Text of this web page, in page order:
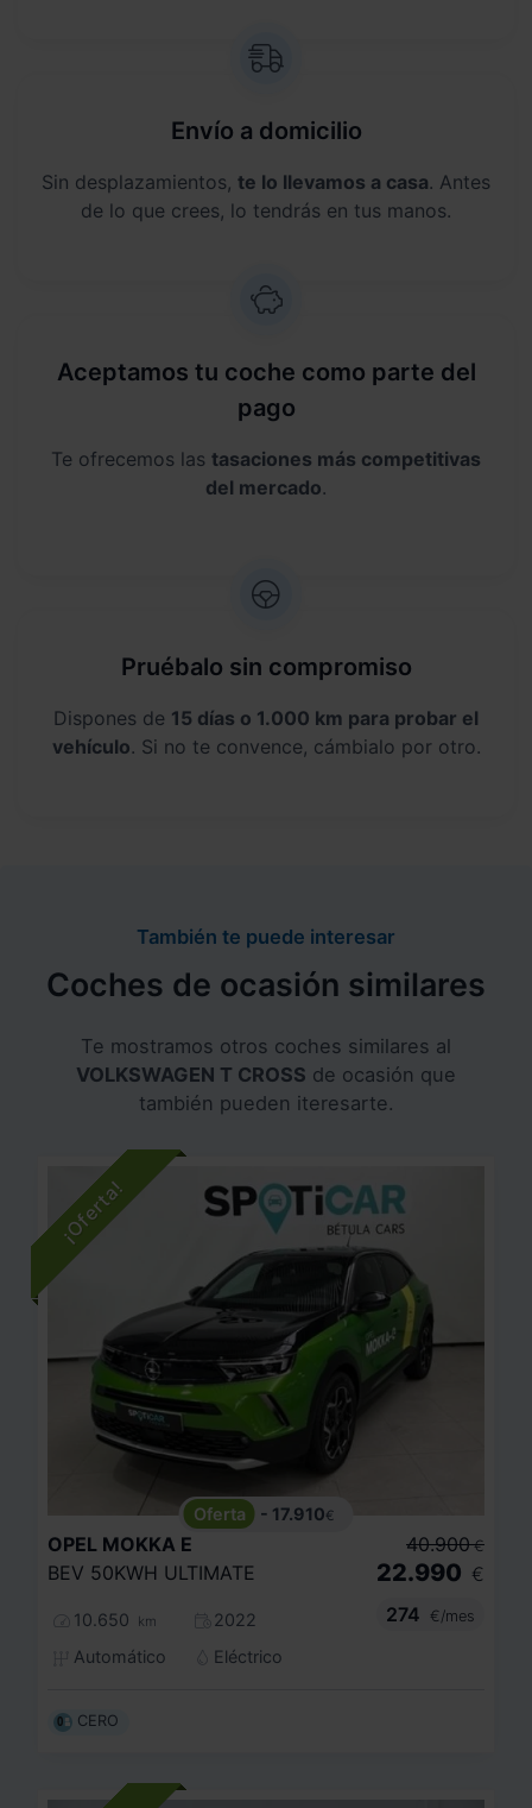
Envío a domicilio
Sin desplazamientos, te lo llevamos a casa. Antes
de lo que crees, lo tendrás en tus manos.
Aceptamos tu coche como parte del
pago
Te ofrecemos las tasaciones más competitivas
del mercado.
Pruébalo sin compromiso
Dispones de 15 días o 1.000 km para probar el
vehículo. Si no te convence, cámbialo por otro.
También te puede interesar
Coches de ocasión similares
Te mostramos otros coches similares al
VOLKSWAGEN T CROSS de ocasión que
también pueden iteresarte.
- 17.910€
OPEL MOKKA E
BEV 50KWH ULTIMATE
10.650 km
2022
Automático
Eléctrico
40.900 €
22.990 €
274
€/mes
CERO